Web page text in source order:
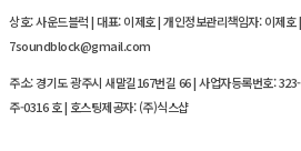
상호: 사운드블럭 | 대표: 이제호 | 개인정보관리책임자: 이제
7soundblock@gmail.com
주소: 경기도 광주시 새말길167번길 66 | 사업자등록번호:
주-0316 호| 호스팅제공자: (주)식스샵